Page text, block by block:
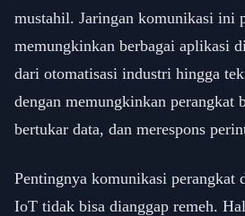
mustahil. Jaringan komunikasi ini
memungkinkan berbagai aplikasi
dari otomatisasi industri hingga
dengan memungkinkan perangkat
bertukar data, dan merespons
Pentingnya komunikasi perangkat
IoT tidak bisa dianggap remeh.